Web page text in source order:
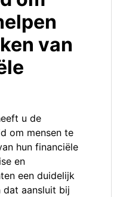
van
u de
om mensen te
hun financiële
en
een duidelijk
dat aansluit bij